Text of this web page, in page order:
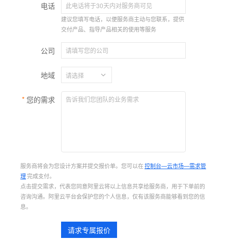
电话
建议您填写电话，以便服务商主动与您联系，提供
交付产品、指导产品相关的使用等服务
公司
地域
您的需求
服务商将会为您设计方案并提交报价单。您可以在控制台—云市场—需求管
理完成支付。
点击提交需求，代表您同意阿里云将以上信息共享给服务商，用于下单前的
咨询沟通。阿里云平台会保护您的个人信息，仅有该服务商能够看到您的信
息。
请求专属报价